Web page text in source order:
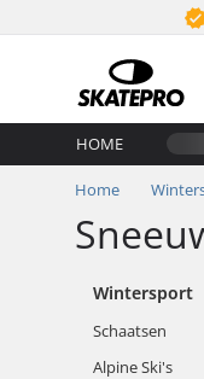
HOME
Home
Wintersport
Schaatsen
Alpine Ski's